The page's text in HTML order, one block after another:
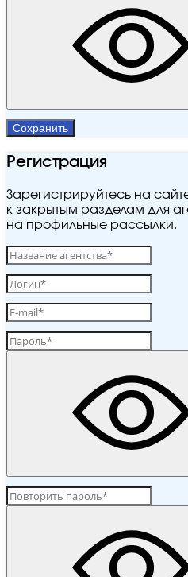
Сохранить
Регистрация
Зарегистрируйтесь на
к закрытым разделам для
на профильные рассылки.